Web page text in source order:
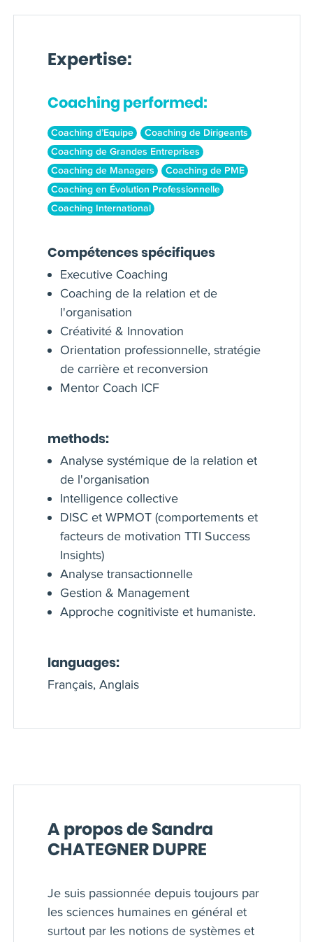
Expertise:
Coaching performed:
Coaching d’Equipe
Coaching de Dirigeants
Coaching de Grandes Entreprises
Coaching de Managers
Coaching de PME
Coaching en Évolution Professionnelle
Coaching International
Compétences spécifiques
Executive Coaching
Coaching de la relation et de
l'organisation
Créativité & Innovation
Orientation professionnelle, stratégie
de carrière et reconversion
Mentor Coach ICF
methods:
Analyse systémique de la relation et
de l'organisation
Intelligence collective
DISC et WPMOT (comportements et
facteurs de motivation TTI Success
Insights)
Analyse transactionnelle
Gestion & Management
Approche cognitiviste et humaniste.
languages:
Français, Anglais
A propos de Sandra
CHATEGNER DUPRE
Je suis passionnée depuis toujours par
les sciences humaines en général et
surtout par les notions de systèmes et